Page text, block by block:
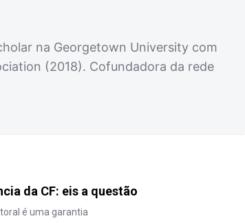
na Georgetown University com
(2018). Cofundadora da rede
da CF: eis a questão
é uma garantia